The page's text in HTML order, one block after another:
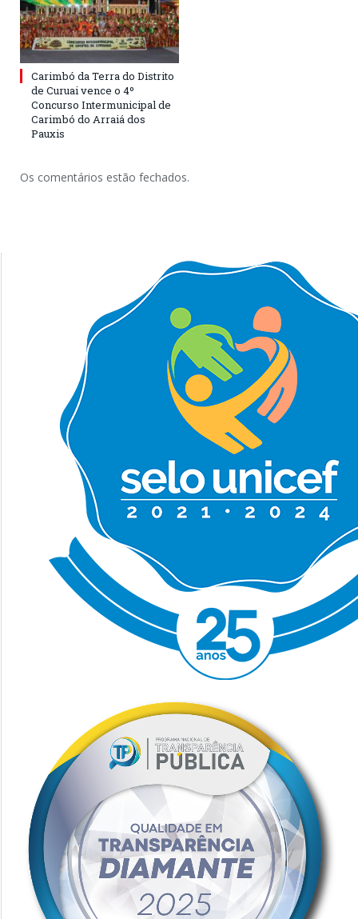
Carimbó da Terra do Distrito
de Curuai vence o 4º
Concurso Intermunicipal de
Carimbó do Arraiá dos
Pauxis
Os comentários estão fechados.